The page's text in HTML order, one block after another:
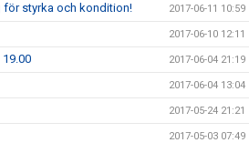
för styrka och kondition! 2017-06-11 10:59
2017-06-10 12:11
2017-06-04 21:19
2017-06-04 13:04
2017-05-24 21:21
2017-05-03 07:49